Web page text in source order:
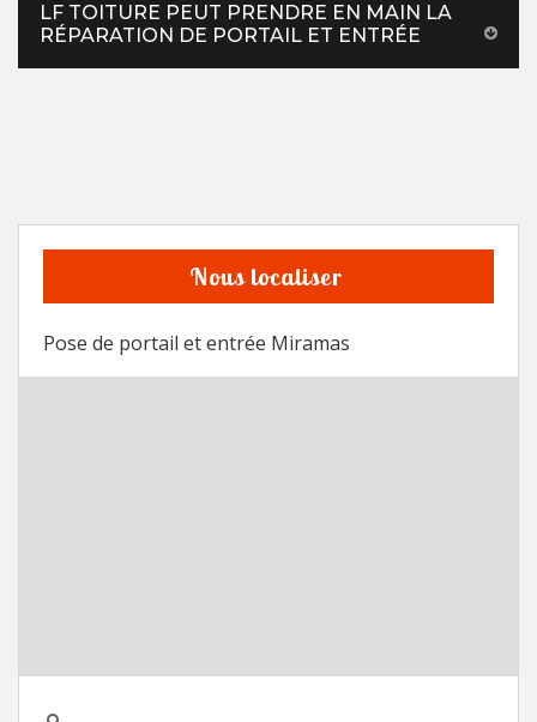
LF TOITURE PEUT PRENDRE EN MAIN LA
RÉPARATION DE PORTAIL ET ENTRÉE
Nous localiser
Pose de portail et entrée Miramas